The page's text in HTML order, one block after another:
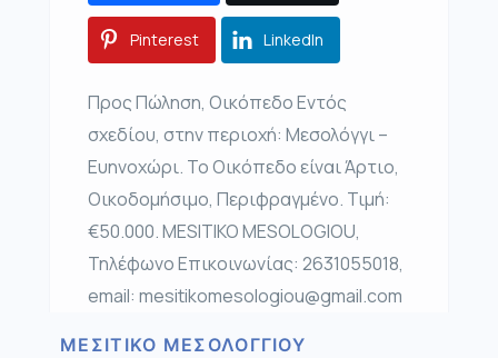
Pinterest LinkedIn
Προς Πώληση, Οικόπεδο Εντός
σχεδίου, στην περιοχή: Μεσολόγγι –
Ευηνοχώρι. Το Οικόπεδο είναι Άρτιο,
Οικοδομήσιμο, Περιφραγμένο. Τιμή:
€50.000. MESITIKO MESOLOGIOU,
Τηλέφωνο Επικοινωνίας: 2631055018,
email: mesitikomesologiou@gmail.com
ΜΕΣΙΤΙΚΟ ΜΕΣΟΛΟΓΓΙΟΥ